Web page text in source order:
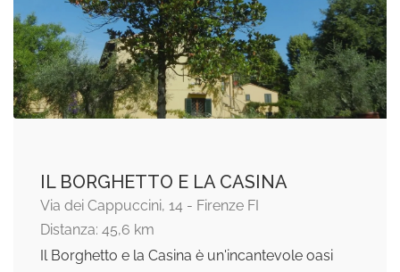
IL BORGHETTO E LA CASINA
Via dei Cappuccini, 14 - Firenze FI
Distanza: 45,6 km
Il Borghetto e la Casina è un'incantevole oasi